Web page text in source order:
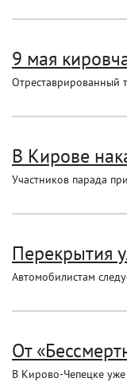
9 мая
Отреставрированный
В Кирове
Участников парада
Перекрытия
Автомобилистам
От
В Кирово-Чепецке